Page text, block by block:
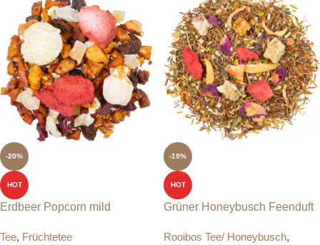
-20%
HOT
Erdbeer Popcorn mild
Tee, Früchtetee
-19%
HOT
Grüner Honeybusch Feenduft
Rooibos Tee/ Honeybusch,